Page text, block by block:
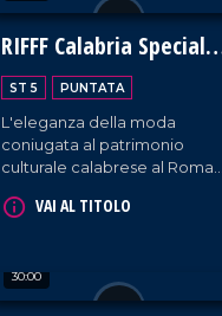
RIFFF Calabria Special
Edition
ST 5 PUNTATA
L'eleganza della moda
coniugata al patrimonio
culturale calabrese al Roma
Festival che per la prima volta
VAI AL TITOLO
30:00